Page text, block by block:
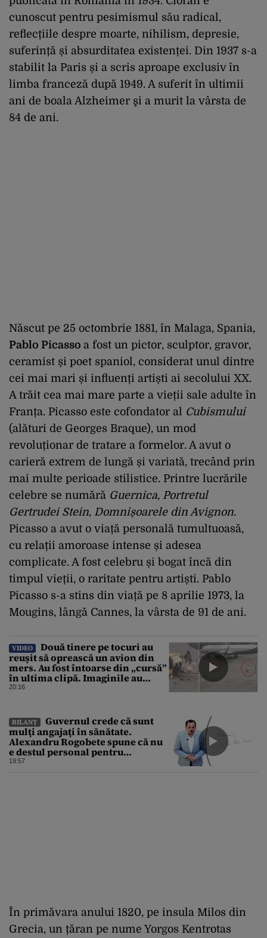
cunoscut pentru pesimismul său radical,
reflecțiile despre moarte, nihilism, depresie,
suferință și absurditatea existenței. Din 1937 s-a
stabilit la Paris și a scris aproape exclusiv în
limba franceză după 1949. A suferit în ultimii
ani de boala Alzheimer şi a murit la vârsta de
84 de ani.
Născut pe 25 octombrie 1881, în Malaga, Spania,
Pablo Picasso a fost un pictor, sculptor, gravor,
ceramist și poet spaniol, considerat unul dintre
cei mai mari și influenți artiști ai secolului XX.
A trăit cea mai mare parte a vieții sale adulte în
Franța. Picasso este cofondator al Cubismului
(alături de Georges Braque), un mod
revoluționar de tratare a formelor. A avut o
carieră extrem de lungă și variată, trecând prin
mai multe perioade stilistice. Printre lucrările
celebre se numără Guernica, Portretul
Gertrudei Stein, Domnișoarele din Avignon.
Picasso a avut o viață personală tumultuoasă,
cu relații amoroase intense și adesea
complicate. A fost celebru și bogat încă din
timpul vieții, o raritate pentru artiști. Pablo
Picasso s-a stins din viață pe 8 aprilie 1973, la
Mougins, lângă Cannes, la vârsta de 91 de ani.
VIDEO
Două tinere pe tocuri au
reușit să oprească un avion din
mers. Au fost întoarse din „cursă”
în ultima clipă. Imaginile au
devenit virale
20:16
BILANȚ
Guvernul crede că sunt
mulţi angajaţi în sănătate.
Alexandru Rogobete spune că nu
e destul personal pentru
combaterea infecţiilor
19:57
În primăvara anului 1820, pe insula Milos din
Grecia, un țăran pe nume Yorgos Kentrotas